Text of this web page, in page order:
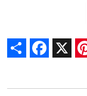
Share